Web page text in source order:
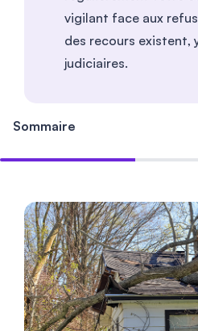
vigilant face aux
des recours existent,
judiciaires.
Sommaire